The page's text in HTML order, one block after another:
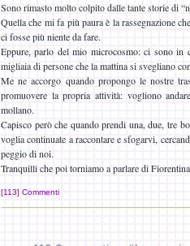
Sono rimasto molto colpito dalle tante storie di
Quella che mi fa più paura è la rassegnazione
ci fosse più niente da fare.
Eppure, parlo del mio microcosmo: ci sono in
migliaia di persone che la mattina si svegliano
Me ne accorgo quando propongo le nostre
promuovere la propria attività: vogliono
mollano.
Capisco però che quando prendi una, due, tre
voglia continuate a raccontare e sfogarvi,
peggio di noi.
Tranquilli che poi torniamo a parlare di
[113] Commenti